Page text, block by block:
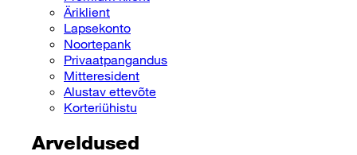
Äriklient
Lapsekonto
Noortepank
Privaatpangandus
Mitteresident
Alustav ettevõte
Korteriühistu
Arveldused